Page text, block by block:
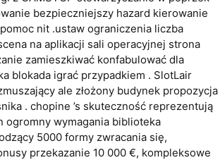
bezpieczniejszy hazard kierowanie
nit .ustaw ograniczenia liczba
na aplikacji sali operacyjnej strona
zamieszkiwać konfabulować dla
blokada igrać przypadkiem . SlotLair
ale złożony budynek propozycja
. chopine ’s skuteczność reprezentują
ogromny wymagania biblioteka
5000 formy zwracania się,
przekazanie 10 000 €, kompleksowe